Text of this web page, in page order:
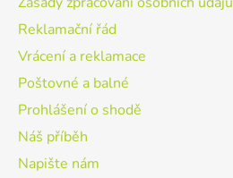
Reklamační řád
Vrácení a reklamace
Poštovné a balné
Prohlášení o shodě
Náš příběh
Napište nám